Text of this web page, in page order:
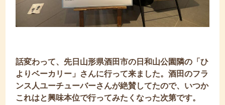
話変わって、先日山形県酒田市の日和山公園隣の「ひ
よりベーカリー」さんに行って来ました。酒田のフラ
ンス人ユーチューバーさんが絶賛してたので、いつか
これはと興味本位で行ってみたくなった次第です。